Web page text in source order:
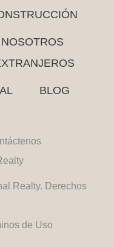
NOSOTROS
BLOG
Realty. Derechos
de Uso